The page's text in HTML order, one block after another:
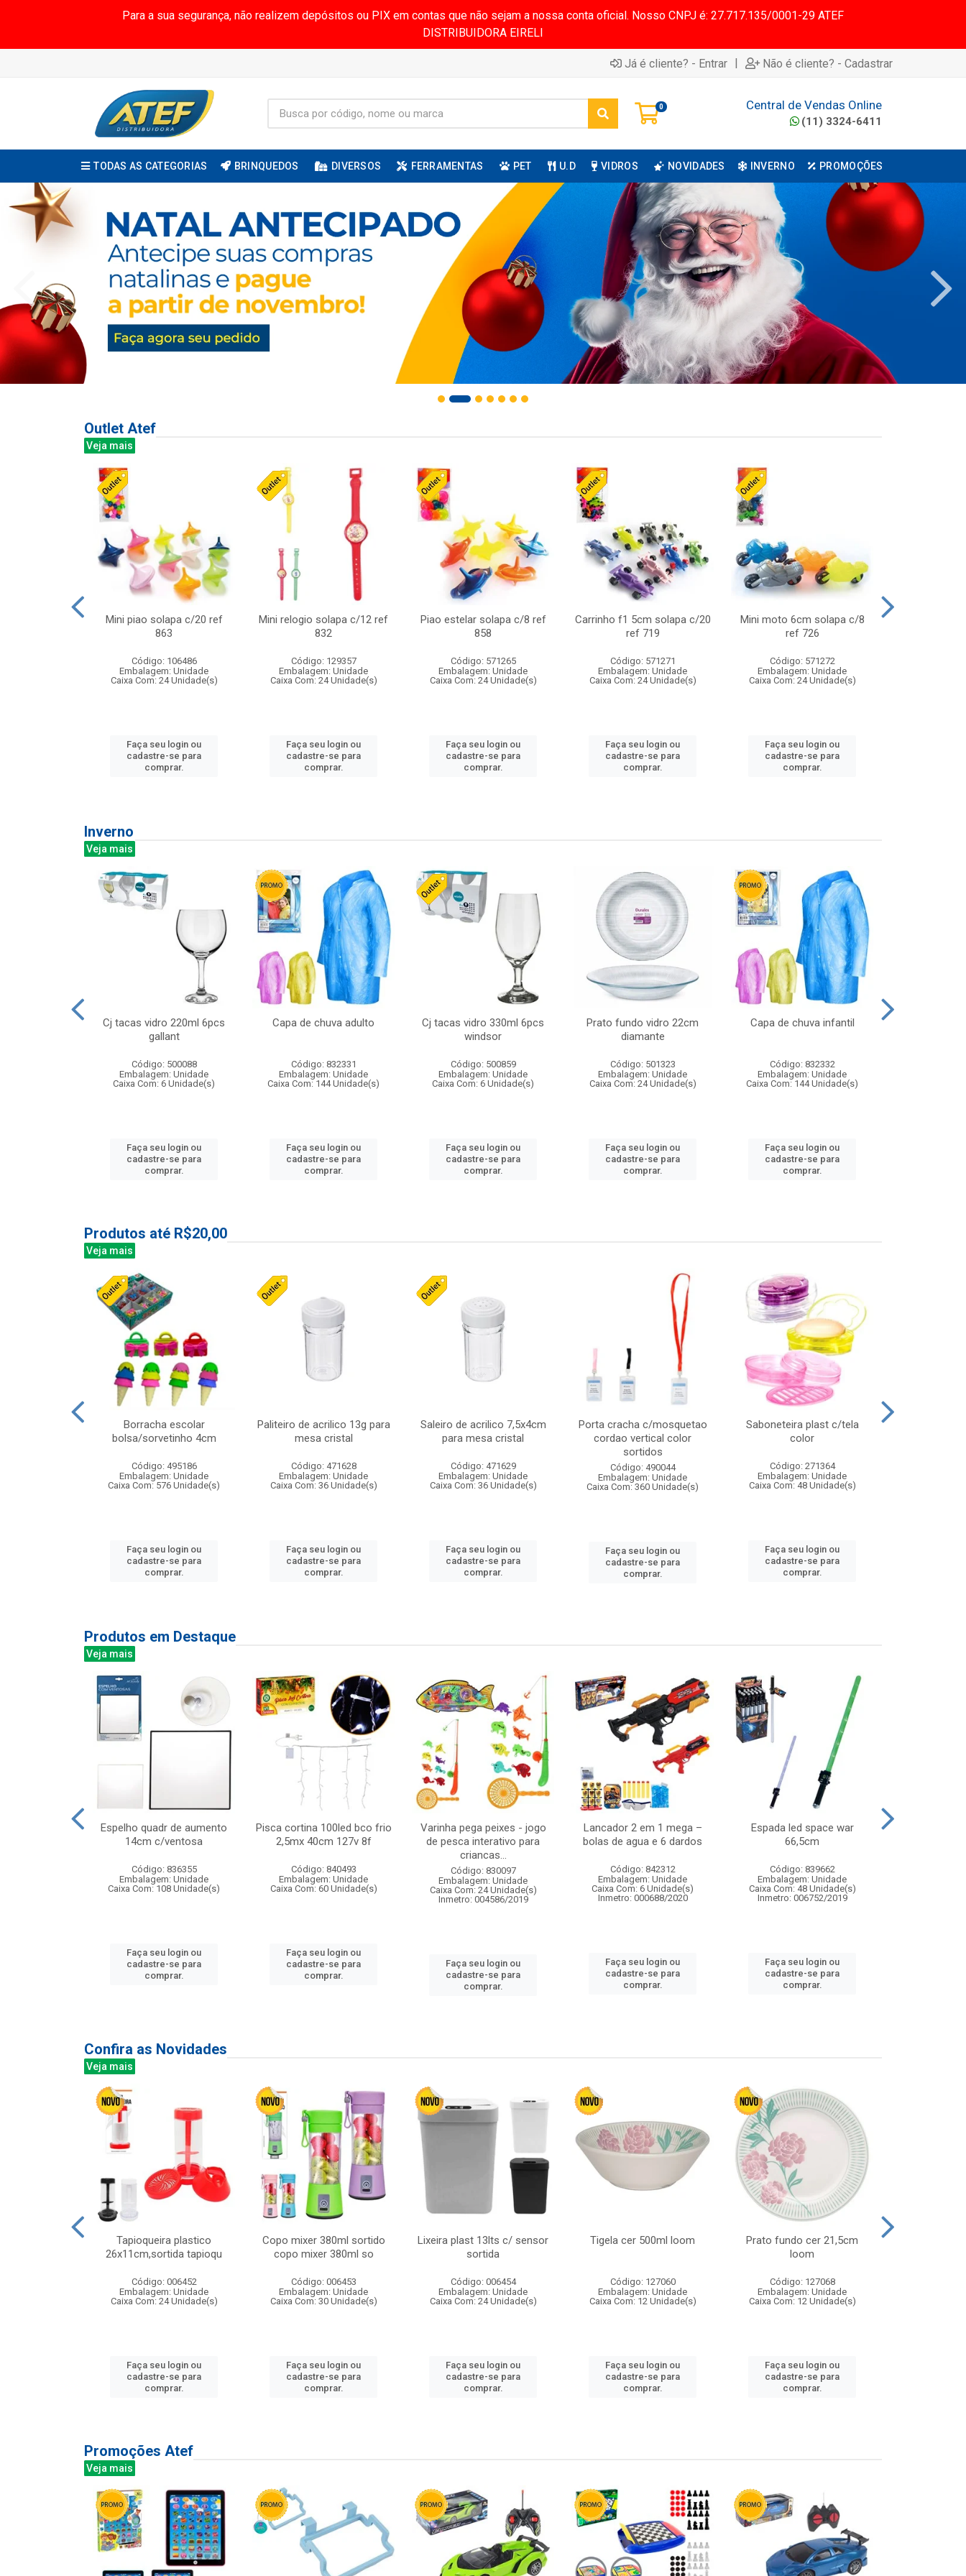
Para a sua segurança, não realizem depósitos ou PIX em contas que não sejam a nossa conta oficial. Nosso CNPJ é: 27.717.135/0001-29 ATEF
DISTRIBUIDORA EIRELI
Já é cliente? - Entrar | Não é cliente? - Cadastrar
0 Central de Vendas Online
(11) 3324-6411
TODAS AS CATEGORIAS BRINQUEDOS DIVERSOS FERRAMENTAS PET U.D VIDROS NOVIDADES INVERNO PROMOÇÕES
Outlet Atef
Veja mais
Mini piao solapa c/20 ref
863
Código: 106486
Embalagem: Unidade
Caixa Com: 24 Unidade(s)
Faça seu login ou
cadastre-se para
comprar.
Mini relogio solapa c/12 ref
832
Código: 129357
Embalagem: Unidade
Caixa Com: 24 Unidade(s)
Faça seu login ou
cadastre-se para
comprar.
Piao estelar solapa c/8 ref
858
Código: 571265
Embalagem: Unidade
Caixa Com: 24 Unidade(s)
Faça seu login ou
cadastre-se para
comprar.
Carrinho f1 5cm solapa c/20
ref 719
Código: 571271
Embalagem: Unidade
Caixa Com: 24 Unidade(s)
Faça seu login ou
cadastre-se para
comprar.
Mini moto 6cm solapa c/8
ref 726
Código: 571272
Embalagem: Unidade
Caixa Com: 24 Unidade(s)
Faça seu login ou
cadastre-se para
comprar.
Inverno
Veja mais
Cj tacas vidro 220ml 6pcs
gallant
Código: 500088
Embalagem: Unidade
Caixa Com: 6 Unidade(s)
Faça seu login ou
cadastre-se para
comprar.
Capa de chuva adulto
Código: 832331
Embalagem: Unidade
Caixa Com: 144 Unidade(s)
Faça seu login ou
cadastre-se para
comprar.
Cj tacas vidro 330ml 6pcs
windsor
Código: 500859
Embalagem: Unidade
Caixa Com: 6 Unidade(s)
Faça seu login ou
cadastre-se para
comprar.
Prato fundo vidro 22cm
diamante
Código: 501323
Embalagem: Unidade
Caixa Com: 24 Unidade(s)
Faça seu login ou
cadastre-se para
comprar.
Capa de chuva infantil
Código: 832332
Embalagem: Unidade
Caixa Com: 144 Unidade(s)
Faça seu login ou
cadastre-se para
comprar.
Produtos até R$20,00
Veja mais
Borracha escolar
bolsa/sorvetinho 4cm
Código: 495186
Embalagem: Unidade
Caixa Com: 576 Unidade(s)
Faça seu login ou
cadastre-se para
comprar.
Paliteiro de acrilico 13g para
mesa cristal
Código: 471628
Embalagem: Unidade
Caixa Com: 36 Unidade(s)
Faça seu login ou
cadastre-se para
comprar.
Saleiro de acrilico 7,5x4cm
para mesa cristal
Código: 471629
Embalagem: Unidade
Caixa Com: 36 Unidade(s)
Faça seu login ou
cadastre-se para
comprar.
Porta cracha c/mosquetao
cordao vertical color
sortidos
Código: 490044
Embalagem: Unidade
Caixa Com: 360 Unidade(s)
Faça seu login ou
cadastre-se para
comprar.
Saboneteira plast c/tela
color
Código: 271364
Embalagem: Unidade
Caixa Com: 48 Unidade(s)
Faça seu login ou
cadastre-se para
comprar.
Produtos em Destaque
Veja mais
Espelho quadr de aumento
14cm c/ventosa
Código: 836355
Embalagem: Unidade
Caixa Com: 108 Unidade(s)
Faça seu login ou
cadastre-se para
comprar.
Pisca cortina 100led bco frio
2,5mx 40cm 127v 8f
Código: 840493
Embalagem: Unidade
Caixa Com: 60 Unidade(s)
Faça seu login ou
cadastre-se para
comprar.
Varinha pega peixes - jogo
de pesca interativo para
criancas...
Código: 830097
Embalagem: Unidade
Caixa Com: 24 Unidade(s)
Inmetro: 004586/2019
Faça seu login ou
cadastre-se para
comprar.
Lancador 2 em 1 mega –
bolas de agua e 6 dardos
Código: 842312
Embalagem: Unidade
Caixa Com: 6 Unidade(s)
Inmetro: 000688/2020
Faça seu login ou
cadastre-se para
comprar.
Espada led space war
66,5cm
Código: 839662
Embalagem: Unidade
Caixa Com: 48 Unidade(s)
Inmetro: 006752/2019
Faça seu login ou
cadastre-se para
comprar.
Confira as Novidades
Veja mais
Tapioqueira plastico
26x11cm,sortida tapioqu
Código: 006452
Embalagem: Unidade
Caixa Com: 24 Unidade(s)
Faça seu login ou
cadastre-se para
comprar.
Copo mixer 380ml sortido
copo mixer 380ml so
Código: 006453
Embalagem: Unidade
Caixa Com: 30 Unidade(s)
Faça seu login ou
cadastre-se para
comprar.
Lixeira plast 13lts c/ sensor
sortida
Código: 006454
Embalagem: Unidade
Caixa Com: 24 Unidade(s)
Faça seu login ou
cadastre-se para
comprar.
Tigela cer 500ml loom
Código: 127060
Embalagem: Unidade
Caixa Com: 12 Unidade(s)
Faça seu login ou
cadastre-se para
comprar.
Prato fundo cer 21,5cm
loom
Código: 127068
Embalagem: Unidade
Caixa Com: 12 Unidade(s)
Faça seu login ou
cadastre-se para
comprar.
Promoções Atef
Veja mais